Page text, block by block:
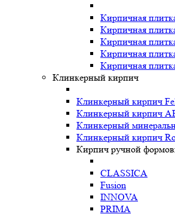
Кирпичная
Кирпичная
Кирпичная
Кирпичная
Кирпичная
Клинкерный кирпич
Клинкерный кирпич
Клинкерный кирпич
Клинкерный
Клинкерный кирпич
Кирпич ручной
CLASSICA
Fusion
INNOVA
PRIMA